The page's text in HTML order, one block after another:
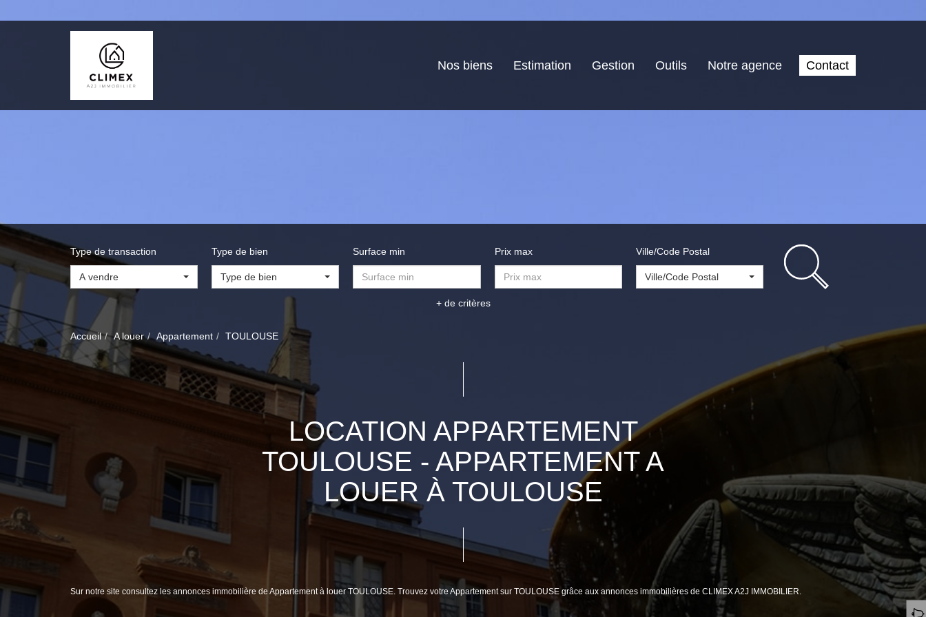
Nos biens Estimation Gestion Outils Notre agence Contact
Type de transaction
A vendre
Type de bien
Type de bien
Surface min Prix max Ville/Code Postal
Ville/Code Postal
+ de critères
Accueil A louer Appartement TOULOUSE
LOCATION APPARTEMENT
TOULOUSE - APPARTEMENT A
LOUER À TOULOUSE
Sur notre site consultez les annonces immobilière de Appartement à louer TOULOUSE. Trouvez votre Appartement sur TOULOUSE grâce aux annonces immobilières de CLIMEX A2J IMMOBILIER.